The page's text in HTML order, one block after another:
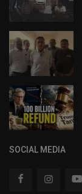
SOCIAL MEDIA